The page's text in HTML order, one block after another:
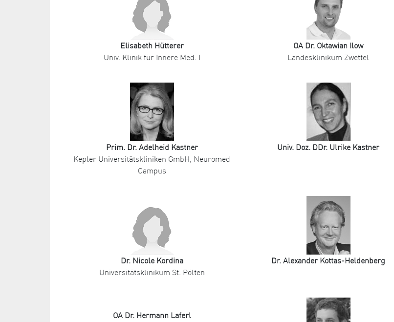
Elisabeth Hütterer
Univ. Klinik für Innere Med. I
OA Dr. Oktawian Ilow
Landesklinikum Zwettel
Prim. Dr. Adelheid Kastner
Kepler Universitätskliniken GmbH, Neuromed
Campus
Univ. Doz. DDr. Ulrike Kastner
Dr. Nicole Kordina
Universitätsklinikum St. Pölten
Dr. Alexander Kottas-Heldenberg
OA Dr. Hermann Laferl